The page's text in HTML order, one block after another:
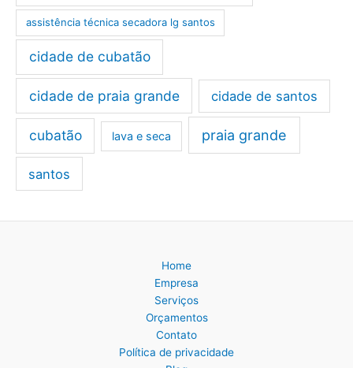
assistência técnica secadora lg santos
cidade de cubatão
cidade de praia grande cidade de santos
cubatão lava e seca praia grande
santos
Home
Empresa
Serviços
Orçamentos
Contato
Política de privacidade